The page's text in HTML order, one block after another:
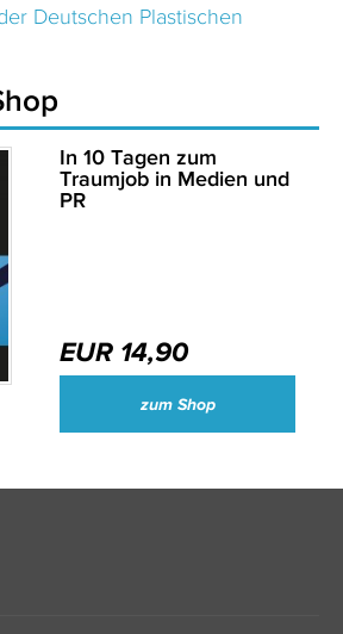
Deutschen Plastischen
In 10 Tagen zum
Traumjob in Medien und
PR
EUR 14,90
zum Shop